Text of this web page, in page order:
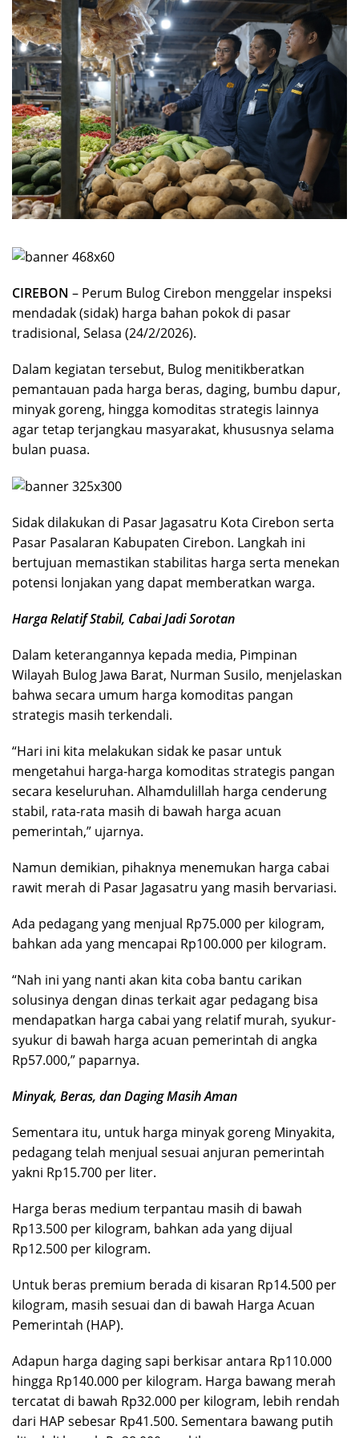
CIREBON – Perum Bulog Cirebon menggelar inspeksi
mendadak (sidak) harga bahan pokok di pasar
tradisional, Selasa (24/2/2026).
Dalam kegiatan tersebut, Bulog menitikberatkan
pemantauan pada harga beras, daging, bumbu dapur,
minyak goreng, hingga komoditas strategis lainnya
agar tetap terjangkau masyarakat, khususnya selama
bulan puasa.
Sidak dilakukan di Pasar Jagasatru Kota Cirebon serta
Pasar Pasalaran Kabupaten Cirebon. Langkah ini
bertujuan memastikan stabilitas harga serta menekan
potensi lonjakan yang dapat memberatkan warga.
Harga Relatif Stabil, Cabai Jadi Sorotan
Dalam keterangannya kepada media, Pimpinan
Wilayah Bulog Jawa Barat, Nurman Susilo, menjelaskan
bahwa secara umum harga komoditas pangan
strategis masih terkendali.
“Hari ini kita melakukan sidak ke pasar untuk
mengetahui harga-harga komoditas strategis pangan
secara keseluruhan. Alhamdulillah harga cenderung
stabil, rata-rata masih di bawah harga acuan
pemerintah,” ujarnya.
Namun demikian, pihaknya menemukan harga cabai
rawit merah di Pasar Jagasatru yang masih bervariasi.
Ada pedagang yang menjual Rp75.000 per kilogram,
bahkan ada yang mencapai Rp100.000 per kilogram.
“Nah ini yang nanti akan kita coba bantu carikan
solusinya dengan dinas terkait agar pedagang bisa
mendapatkan harga cabai yang relatif murah, syukur-
syukur di bawah harga acuan pemerintah di angka
Rp57.000,” paparnya.
Minyak, Beras, dan Daging Masih Aman
Sementara itu, untuk harga minyak goreng Minyakita,
pedagang telah menjual sesuai anjuran pemerintah
yakni Rp15.700 per liter.
Harga beras medium terpantau masih di bawah
Rp13.500 per kilogram, bahkan ada yang dijual
Rp12.500 per kilogram.
Untuk beras premium berada di kisaran Rp14.500 per
kilogram, masih sesuai dan di bawah Harga Acuan
Pemerintah (HAP).
Adapun harga daging sapi berkisar antara Rp110.000
hingga Rp140.000 per kilogram. Harga bawang merah
tercatat di bawah Rp32.000 per kilogram, lebih rendah
dari HAP sebesar Rp41.500. Sementara bawang putih